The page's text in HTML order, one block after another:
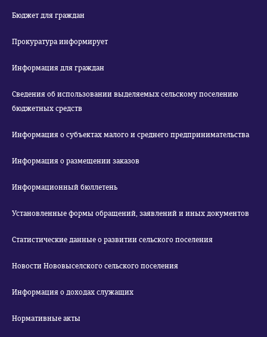
Бюджет для граждан
Прокуратура информирует
Информация для граждан
Сведения об использовании выделяемых сельскому поселению
бюджетных средств
Информация о субъектах малого и среднего предпринимательства
Информация о размещении заказов
Информационный бюллетень
Установленные формы обращений, заявлений и иных документов
Статистические данные о развитии сельского поселения
Новости Нововыселского сельского поселения
Информация о доходах служащих
Нормативные акты